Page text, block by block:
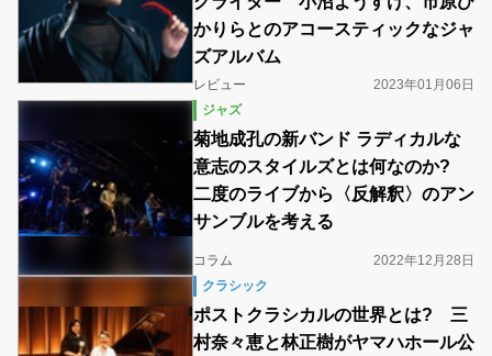
かりらとのアコースティックなジャ
ズアルバム
レビュー
2023年01月06日
ジャズ
菊地成孔の新バンド ラディカルな
意志のスタイルズとは何なのか?
二度のライブから〈反解釈〉のアン
サンブルを考える
コラム
2022年12月28日
クラシック
ポストクラシカルの世界とは? 三
村奈々恵と林正樹がヤマハホール公